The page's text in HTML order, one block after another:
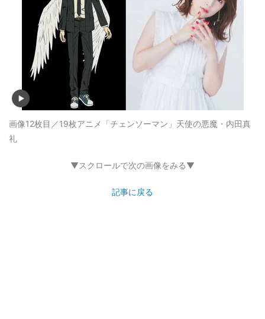
画像12枚目／19枚アニメ「チェンソーマン」天使の悪魔・内田真
礼
▼スクロールで次の画像をみる▼
記事に戻る